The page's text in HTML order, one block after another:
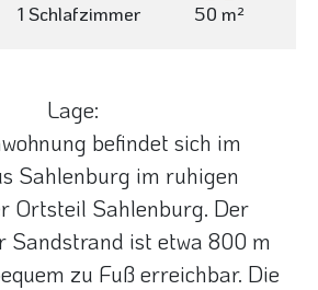
1 Schlafzimmer 50 m²
Lage:
befindet sich im
Sahlenburg im ruhigen
Ortsteil Sahlenburg. Der
Sandstrand ist etwa 800 m
zu Fuß erreichbar. Die